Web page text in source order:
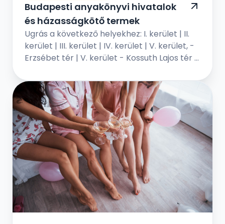
Budapesti anyakönyvi hivatalok
és házasságkötő termek
Ugrás a következő helyekhez: I. kerület | II.
kerület | III. kerület | IV. kerület | V. kerület, -
Erzsébet tér | V. kerület - Kossuth Lajos tér |